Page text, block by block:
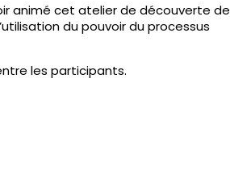
animé cet atelier de découverte de
du pouvoir du processus
les participants.